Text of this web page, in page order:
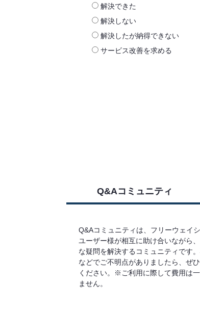
解決できた
解決しない
解決したが納得できない
サービス改善を求める
Q&Aコミュニティ
Q&Aコミュニティは、フリーウェイ
ユーザー様が相互に助け合いながら
な疑問を解決するコミュニティです
などでご不明点がありましたら、ぜ
ください。※ご利用に際して費用は
ません。